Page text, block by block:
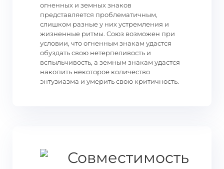
огненных и земных знаков
представляется проблематичным,
слишком разные у них устремления и
жизненные ритмы. Союз возможен при
условии, что огненным знакам удастся
обуздать свою нетерпеливость и
вспыльчивость, а земным знакам удастся
накопить некоторое количество
энтузиазма и умерить свою критичность.
Совместимость